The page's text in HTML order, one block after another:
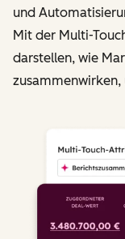
und
Mit der Multi-
darstellen, wie